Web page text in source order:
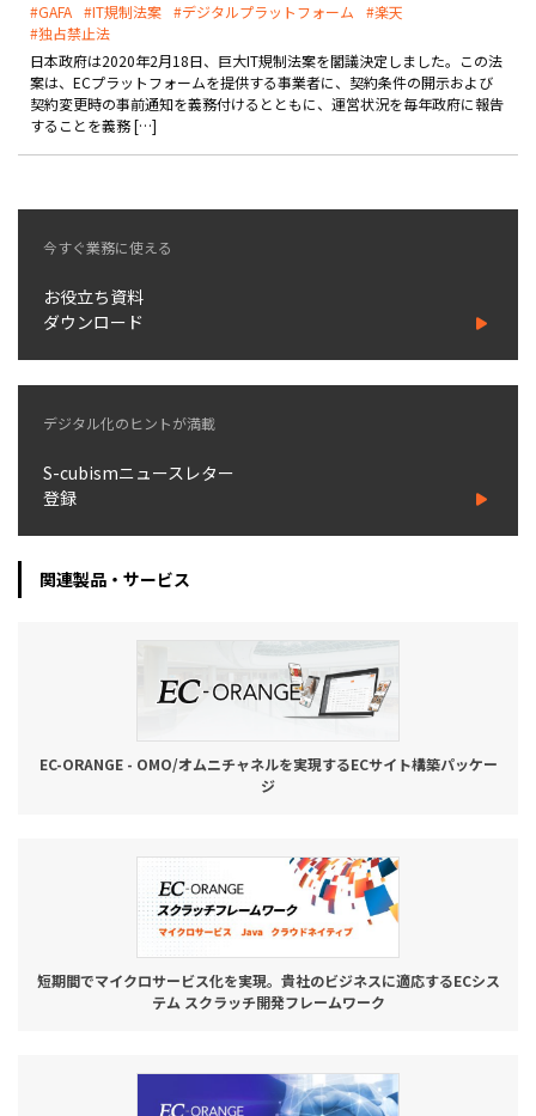
導入事例
お役立ち記事
03-6432-0346
#GAFA #IT規制法案 #デジタルプラットフォーム
#楽天
#独占禁止法
日本政府は2020年2月18日、巨大IT規制法案を閣議決定しました。この法
案は、ECプラットフォームを提供する事業者に、契約条件の開示および
契約変更時の事前通知を義務付けるとともに、運営状況を毎年政府に報告
することを義務 […]
今すぐ業務に使える
お役立ち資料
ダウンロード
デジタル化のヒントが満載
S-cubismニュースレター
登録
関連製品・サービス
EC-ORANGE - OMO/オムニチャネルを実現するECサイト構築パッケー
ジ
短期間でマイクロサービス化を実現。貴社のビジネスに適応するECシス
テム スクラッチ開発フレームワーク